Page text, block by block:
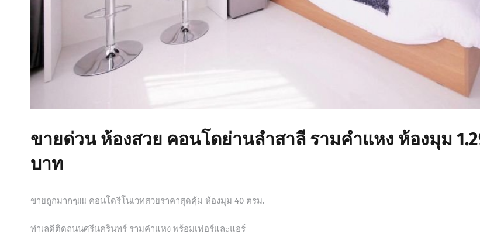
ขายด่วน ห้องสวย คอนโดย่านลำสาลี รามคำแหง ห้องมุม
บาท
ขายถูกมากๆ!!!! คอนโดรีโนเวทสวยราคาสุดคุ้ม ห้องมุม 40 ตรม.
ทำเลดีติดถนนศรีนครินทร์ รามคำแหง พร้อมเฟอร์และแอร์